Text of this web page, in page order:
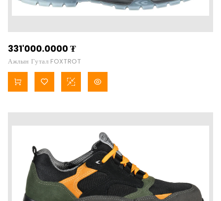
331'000.0000₮
Ажлын Гутал FOXTROT